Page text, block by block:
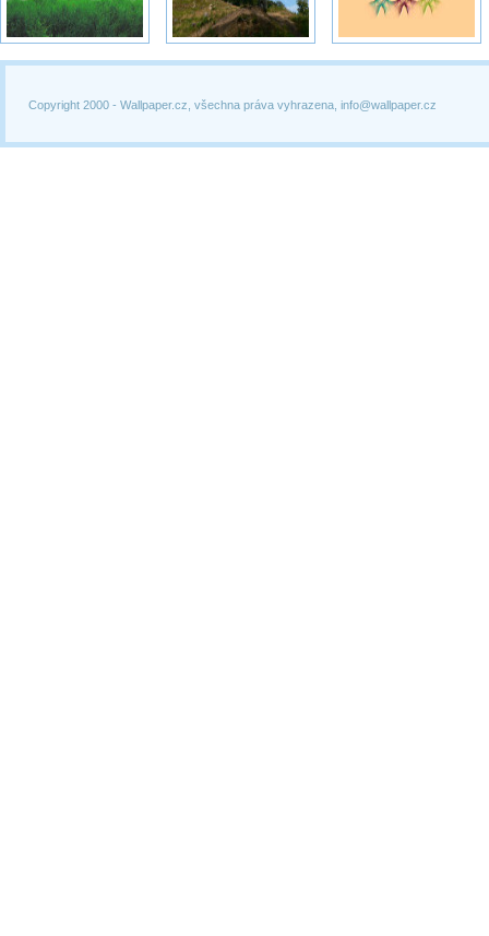
Copyright 2000 - Wallpaper.cz, všechna práva vyhrazena, info@wallpaper.cz